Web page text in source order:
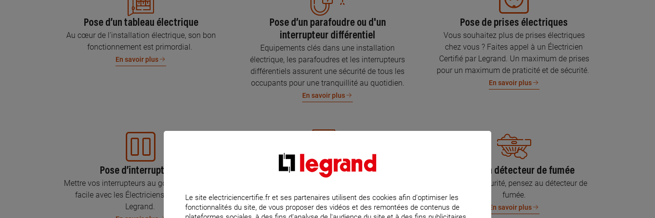
Pose d’un tableau électrique
Au cœur de l’installation électrique, son bon
fonctionnement est primordial.
En savoir plus
Pose d’un parafoudre ou d'un
interrupteur différentiel
Equipements clés dans une installation
électrique, les parafoudres et les interrupteurs
différentiels assurent une sécurité de tous les
occupants pour une tranquillité au quotidien.
En savoir plus
Pose de prises électriques
Vous souhaitez plus de prises électriques
chez vous ? Faites appel à un Électricien
Certifié par Legrand. Un maximum de prises
pour un maximum de praticité et de sécurité.
En savoir plus
Pose d’interrupteurs
Mettre vos interrupteurs au goût du jour, c’est
facile avec les Électriciens Certifiés par
Legrand.
Mise aux normes de l’installation
Parce que l’électricité implique la sécurité et la
protection de votre famille et de vos biens,
Pose d’un détecteur de fumée
Pour votre sécurité, pensez au détecteur de
fumée.
En savoir plus
Le site electriciencertifie.fr et ses partenaires utilisent des cookies afin d'optimiser les
fonctionnalités du site, de vous proposer des vidéos et des remontées de contenus de